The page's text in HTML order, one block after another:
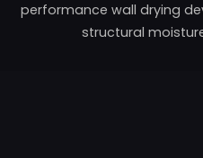
performance wall drying
structural